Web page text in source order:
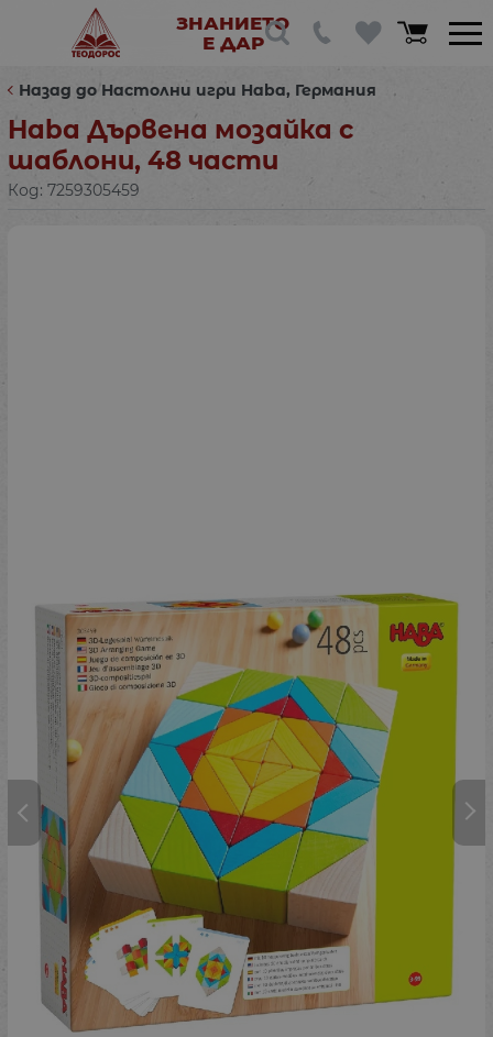
ЗНАНИЕТО
Е ДАР
Назад до Настолни игри Haba, Германия
Haba Дървена мозайка с
шаблони, 48 части
Код: 7259305459